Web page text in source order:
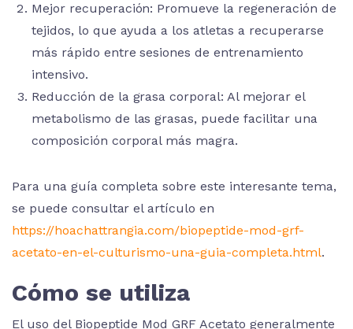
Mejor recuperación: Promueve la regeneración de
tejidos, lo que ayuda a los atletas a recuperarse
más rápido entre sesiones de entrenamiento
intensivo.
Reducción de la grasa corporal: Al mejorar el
metabolismo de las grasas, puede facilitar una
composición corporal más magra.
Para una guía completa sobre este interesante tema,
se puede consultar el artículo en
https://hoachattrangia.com/biopeptide-mod-grf-
acetato-en-el-culturismo-una-guia-completa.html.
Cómo se utiliza
El uso del Biopeptide Mod GRF Acetato generalmente